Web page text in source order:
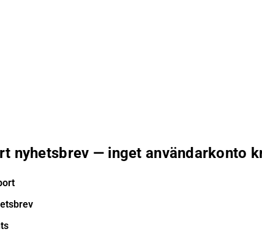
nyhetsbrev — inget användarkonto